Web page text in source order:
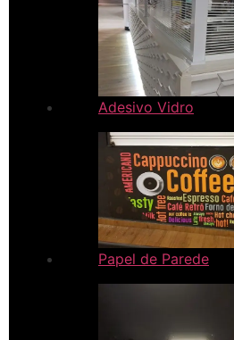
Adesivo Vidro
Papel de Parede